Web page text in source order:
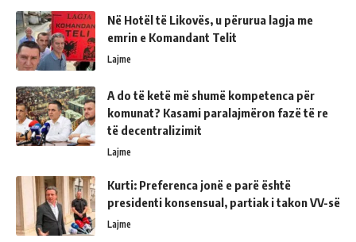
Në Hotël të Likovës, u përurua lagja me
emrin e Komandant Telit
Lajme
A do të ketë më shumë kompetenca për
komunat? Kasami paralajmëron fazë të re
të decentralizimit
Lajme
Kurti: Preferenca jonë e parë është
presidenti konsensual, partiak i takon VV-së
Lajme